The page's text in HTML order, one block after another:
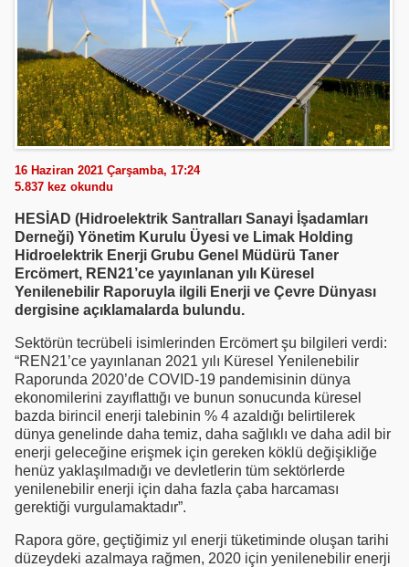
16 Haziran 2021 Çarşamba, 17:24
5.837 kez okundu
HESİAD (Hidroelektrik Santralları Sanayi İşadamları
Derneği) Yönetim Kurulu Üyesi ve Limak Holding
Hidroelektrik Enerji Grubu Genel Müdürü Taner
Ercömert, REN21’ce yayınlanan yılı Küresel
Yenilenebilir Raporuyla ilgili Enerji ve Çevre Dünyası
dergisine açıklamalarda bulundu.
Sektörün tecrübeli isimlerinden Ercömert şu bilgileri verdi:
“REN21’ce yayınlanan 2021 yılı Küresel Yenilenebilir
Raporunda 2020’de COVID-19 pandemisinin dünya
ekonomilerini zayıflattığı ve bunun sonucunda küresel
bazda birincil enerji talebinin % 4 azaldığı belirtilerek
dünya genelinde daha temiz, daha sağlıklı ve daha adil bir
enerji geleceğine erişmek için gereken köklü değişikliğe
henüz yaklaşılmadığı ve devletlerin tüm sektörlerde
yenilenebilir enerji için daha fazla çaba harcaması
gerektiği vurgulamaktadır”.
Rapora göre, geçtiğimiz yıl enerji tüketiminde oluşan tarihi
düzeydeki azalmaya rağmen, 2020 için yenilenebilir enerji